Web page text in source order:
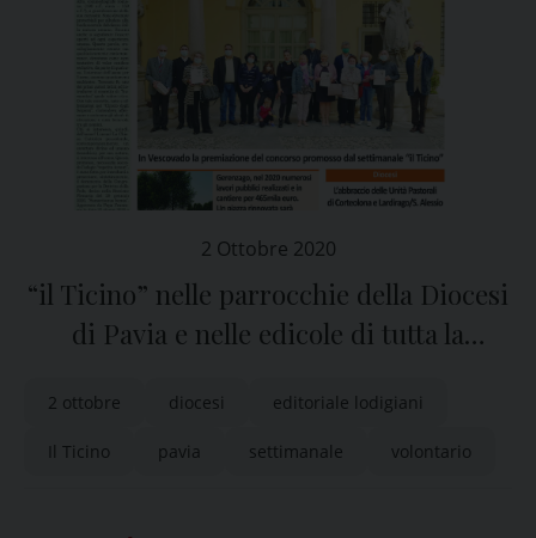
2 Ottobre 2020
“il Ticino” nelle parrocchie della Diocesi
di Pavia e nelle edicole di tutta la
2 ottobre diocesi editoriale lodigiani
Il Ticino pavia settimanale volontario